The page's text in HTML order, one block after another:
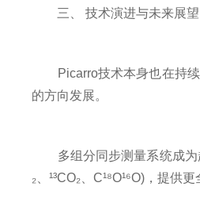
三、 技术演进与未来展望
Picarro技术本身也在持续
的方向发展。
多组分同步测量系统成为趋
₂、¹³CO₂、C¹⁸O¹⁶O)，提